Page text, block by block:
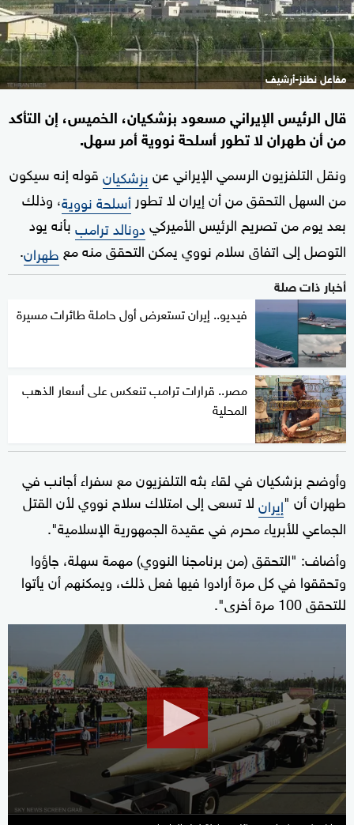
مفاعل نطنز-أرشيف
قال الرئيس الإيراني مسعود بزشكيان، الخميس، إن التأكد
من أن طهران لا تطور أسلحة نووية أمر سهل.
ونقل التلفزيون الرسمي الإيراني عنبزشكيانقوله إنه سيكون
من السهل التحقق من أن إيران لا تطور أسلحة نووية، وذلك
بعد يوم من تصريح الرئيس الأميركيدونالد ترامببأنه يود
التوصل إلى اتفاق سلام نووي يمكن التحقق منه مع طهران.
أخبار ذات صلة
فيديو.. إيران تستعرض أول حاملة طائرات مسيرة
مصر.. قرارات ترامب تنعكس على أسعار الذهب
المحلية
وأوضح بزشكيان في لقاء بثه التلفزيون مع سفراء أجانب في
طهران أن "إيرانلا تسعى إلى امتلاك سلاح نووي لأن القتل
الجماعي للأبرياء محرم في عقيدة الجمهورية الإسلامية".
وأضاف: "التحقق (من برنامجنا النووي) مهمة سهلة، جاؤوا
وتحققوا في كل مرة أرادوا فيها فعل ذلك، ويمكنهم أن يأتوا
للتحقق 100 مرة أخرى".
of
10
minutes,
13
seconds